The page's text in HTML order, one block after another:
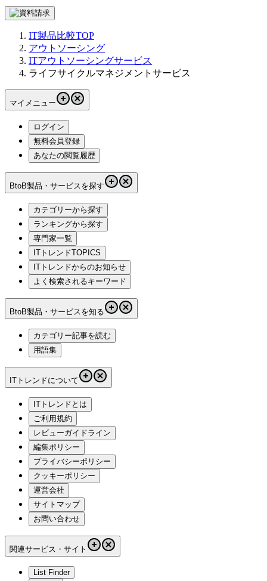
IT製品比較TOP
アウトソーシング
ITアウトソーシングサービス
ライフサイクルマネジメントサービス
マイメニュー
ログイン
無料会員登録
あなたの閲覧履歴
BtoB製品・サービスを探す
カテゴリーから探す
ランキングから探す
専門家一覧
ITトレンドTOPICS
ITトレンドからのお知らせ
よく検索されるキーワード
BtoB製品・サービスを知る
カテゴリー記事を読む
用語集
ITトレンドについて
ITトレンドとは
ご利用規約
レビューガイドライン
編集ポリシー
プライバシーポリシー
クッキーポリシー
運営会社
サイトマップ
お問い合わせ
関連サービス・サイト
List Finder